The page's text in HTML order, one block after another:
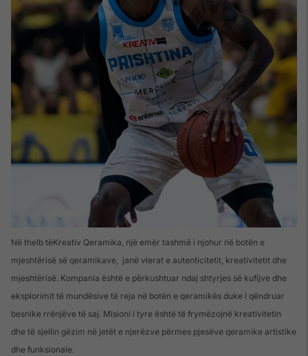
Në thelb tëKreativ Qeramika, një emër tashmë i njohur në botën e
mjeshtërisë së qeramikave, janë vlerat e autenticitetit, kreativitetit dhe
mjeshtërisë. Kompania është e përkushtuar ndaj shtyrjes së kufijve dhe
eksplorimit të mundësive të reja në botën e qeramikës duke i qëndruar
besnike rrënjëve të saj. Misioni i tyre është të frymëzojnë kreativitetin
dhe të sjellin gëzim në jetët e njerëzve përmes pjesëve qeramike artistike
dhe funksionale.